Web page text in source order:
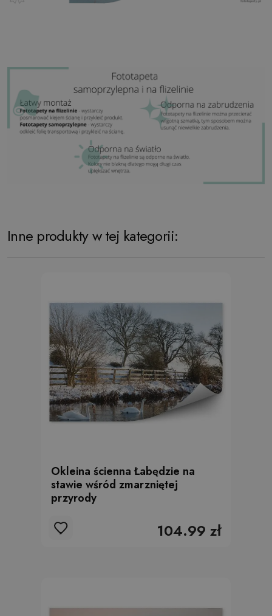
Inne produkty w tej kategorii:
Okleina ścienna Łabędzie na
stawie wśród zmarzniętej
przyrody
104.99 zł